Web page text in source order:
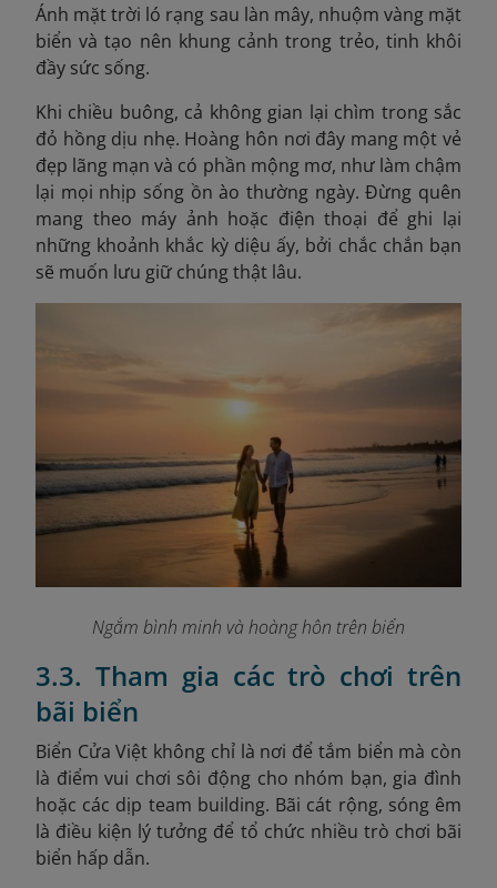
Ánh mặt trời ló rạng sau làn mây, nhuộm vàng mặt
biển và tạo nên khung cảnh trong trẻo, tinh khôi
đầy sức sống.
Khi chiều buông, cả không gian lại chìm trong sắc
đỏ hồng dịu nhẹ. Hoàng hôn nơi đây mang một vẻ
đẹp lãng mạn và có phần mộng mơ, như làm chậm
lại mọi nhịp sống ồn ào thường ngày. Đừng quên
mang theo máy ảnh hoặc điện thoại để ghi lại
những khoảnh khắc kỳ diệu ấy, bởi chắc chắn bạn
sẽ muốn lưu giữ chúng thật lâu.
Ngắm bình minh và hoàng hôn trên biển
3.3. Tham gia các trò chơi trên
bãi biển
Biển Cửa Việt không chỉ là nơi để tắm biển mà còn
là điểm vui chơi sôi động cho nhóm bạn, gia đình
hoặc các dịp team building. Bãi cát rộng, sóng êm
là điều kiện lý tưởng để tổ chức nhiều trò chơi bãi
biển hấp dẫn.